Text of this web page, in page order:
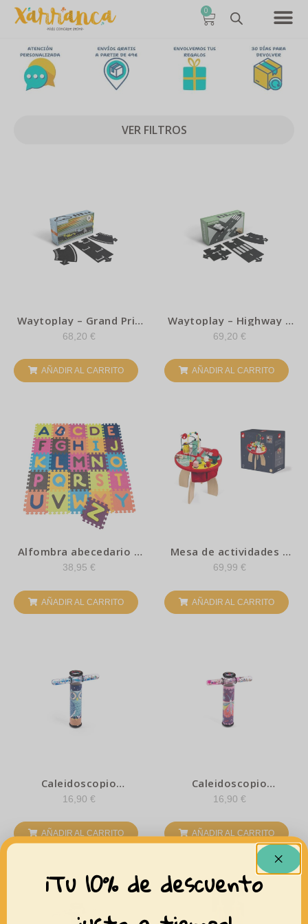
0
VER FILTROS
Waytoplay – Grand Prix
– 24pzs.
68,20 €
AÑADIR AL CARRITO
Waytoplay – Highway –
24pzs
69,20 €
AÑADIR AL CARRITO
Alfombra abecedario –
B.Toys
38,95 €
AÑADIR AL CARRITO
Mesa de actividades –
Baby forest – Janod
69,99 €
AÑADIR AL CARRITO
Caleidoscopio
fosforescente buho –
Moulin Roty
16,90 €
AÑADIR AL CARRITO
Caleidoscopio
fosforescente
mariposa – Moulin Roty
16,90 €
AÑADIR AL CARRITO
¡Tu 10% de descuento